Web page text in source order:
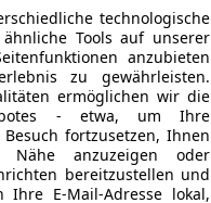
technologische
Tools auf unserer
anzubieten
zu gewährleisten.
ermöglichen wir die
- etwa, um Ihre
fortzusetzen, Ihnen
Nähe anzuzeigen oder
bereitzustellen und
Ihre E-Mail-Adresse lokal,